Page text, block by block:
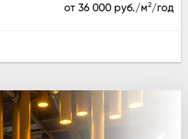
от 36 000 руб./м2 /год